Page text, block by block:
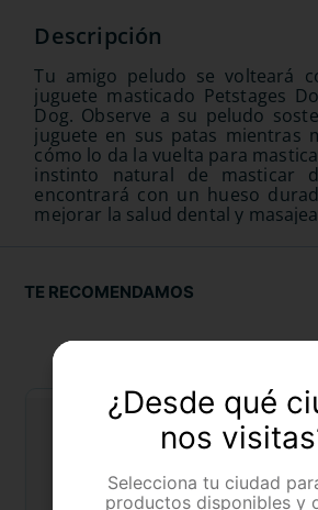
Tu amigo peludo se volteará
juguete masticado Petstages
Dog. Observe a su peludo
juguete en sus patas mientras
cómo lo da la vuelta para
instinto natural de masticar
encontrará con un hueso
mejorar la salud dental y
TE RECOMENDAMOS
¿Desde qué
nos
Selecciona tu ciudad
productos disponibles y